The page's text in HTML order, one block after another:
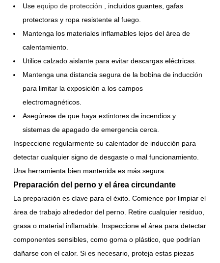
Use equipo de protección
, incluidos guantes, gafas
protectoras y ropa resistente al fuego.
Mantenga los materiales inflamables lejos del área de
calentamiento.
Utilice calzado aislante para evitar descargas eléctricas.
Mantenga una distancia segura de la bobina de inducción
para limitar la exposición a los campos
electromagnéticos.
Asegúrese de que haya extintores de incendios y
sistemas de apagado de emergencia cerca.
Inspeccione regularmente su calentador de inducción para
detectar cualquier signo de desgaste o mal funcionamiento.
Una herramienta bien mantenida es más segura.
Preparación del perno y el área circundante
La preparación es clave para el éxito. Comience por limpiar el
área de trabajo alrededor del perno. Retire cualquier residuo,
grasa o material inflamable. Inspeccione el área para detectar
componentes sensibles, como goma o plástico, que podrían
dañarse con el calor. Si es necesario, proteja estas piezas